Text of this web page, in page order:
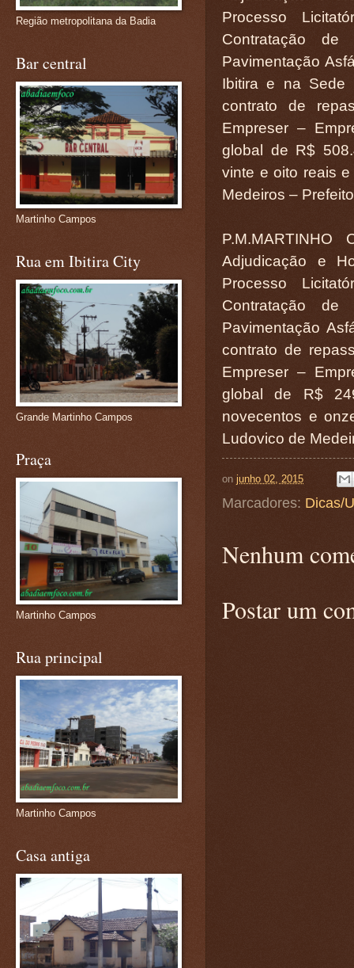
Processo
Contratação
Pavimentação
Ibitira e na Sede
contrato de
Empreser –
global de R$
vinte e oito reais
Medeiros –
Adjudicação e
Processo
Contratação
Pavimentação
contrato de
Empreser –
global de R$
novecentos e
Ludovico de
on junho 02, 2015
Marcadores: Dicas/
Nenhum
Postar um
Região metropolitana da Badia
Bar central
Martinho Campos
Rua em Ibitira City
Grande Martinho Campos
Praça
Martinho Campos
Rua principal
Martinho Campos
Casa antiga